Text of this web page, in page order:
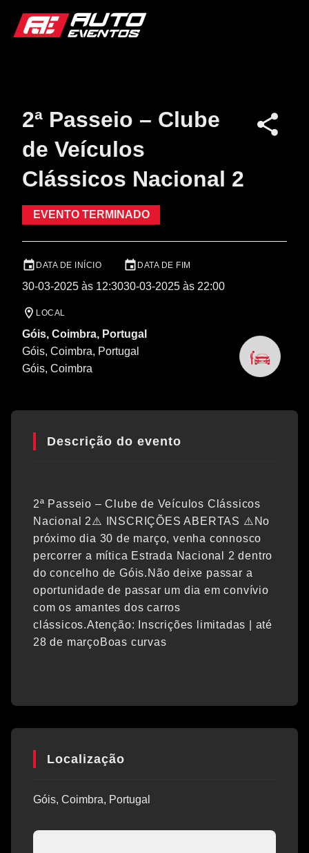
2ª Passeio – Clube
de Veículos
Clássicos Nacional 2
EVENTO TERMINADO
DATA DE INÍCIO
30-03-2025 às 12:30
DATA DE FIM
30-03-2025 às 22:00
LOCAL
Góis, Coimbra, Portugal
Góis, Coimbra, Portugal
Góis, Coimbra
Descrição do evento
2ª Passeio – Clube de Veículos Clássicos
Nacional 2⚠️ INSCRIÇÕES ABERTAS ⚠️No
próximo dia 30 de março, venha connosco
percorrer a mítica Estrada Nacional 2 dentro
do concelho de Góis.Não deixe passar a
oportunidade de passar um dia em convívio
com os amantes dos carros
clássicos.Atenção: Inscrições limitadas | até
28 de marçoBoas curvas
Localização
Góis, Coimbra, Portugal